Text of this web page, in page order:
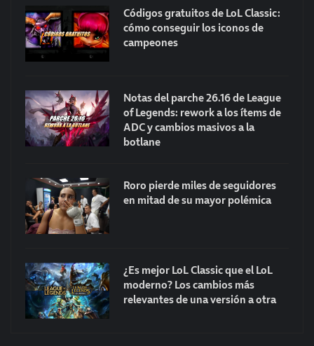
Códigos gratuitos de LoL Classic:
cómo conseguir los iconos de
campeones
Notas del parche 26.16 de League
of Legends: rework a los ítems de
ADC y cambios masivos a la
botlane
Roro pierde miles de seguidores
en mitad de su mayor polémica
¿Es mejor LoL Classic que el LoL
moderno? Los cambios más
relevantes de una versión a otra